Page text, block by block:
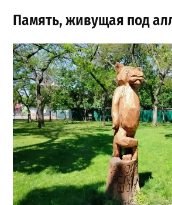
Память, живущая под